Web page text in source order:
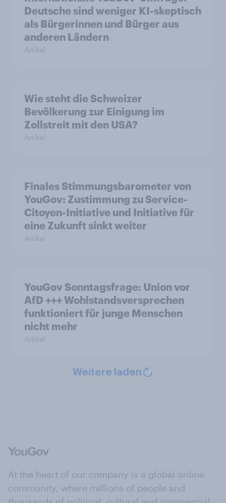
Deutsche sind weniger KI-skeptisch
als Bürgerinnen und Bürger aus
anderen Ländern
Artikel
Wie steht die Schweizer
Bevölkerung zur Einigung im
Zollstreit mit den USA?
Artikel
Finales Stimmungsbarometer von
YouGov: Zustimmung zu Service-
Citoyen-Initiative und Initiative für
eine Zukunft sinkt weiter
Artikel
YouGov Sonntagsfrage: Union vor
AfD +++ Wohlstandsversprechen
funktioniert für junge Menschen
nicht mehr
Artikel
Weitere laden
At the heart of our company is a global online
community, where millions of people and